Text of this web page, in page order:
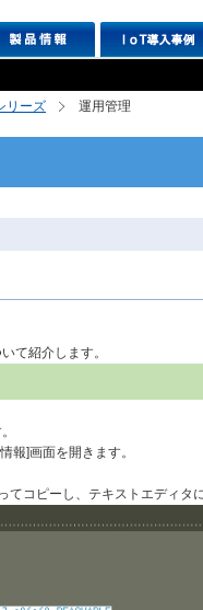
リーズ 運用管理
て紹介します。
報]画面を開きます。
てコピーし、テキストエディタ